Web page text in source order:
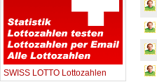
SWISS LOTTO Lottozahlen